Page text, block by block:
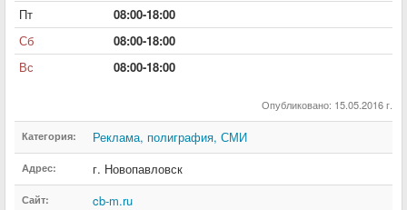
Пт
08:00-18:00
Сб
08:00-18:00
Вс
08:00-18:00
Опубликовано: 15.05.2016 г.
Категория: Реклама, полиграфия, СМИ
Адрес: г. Новопавловск
Сайт: cb-m.ru